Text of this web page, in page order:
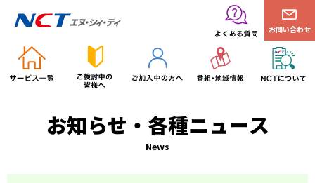
お問い合わせ
お知らせ・各種ニュース
News